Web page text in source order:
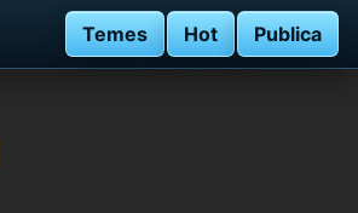
Temes Hot Publica